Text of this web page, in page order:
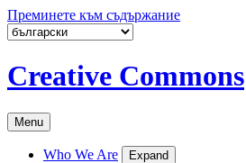
Преминете към съдържание
Creative Commons
Menu
Who We Are Expand